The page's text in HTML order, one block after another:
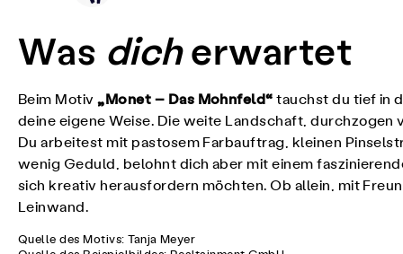
Was dicherwartet
Beim Motiv„Monet – Das Mohnfeld“tauchst du tief in
deine eigene Weise. Die weite Landschaft,
Du arbeitest mit pastosem Farbauftrag, kleinen
wenig Geduld, belohnt dich aber mit einem
sich kreativ herausfordern möchten. Ob allein, mit
Leinwand.
Quelle des Motivs: Tanja Meyer